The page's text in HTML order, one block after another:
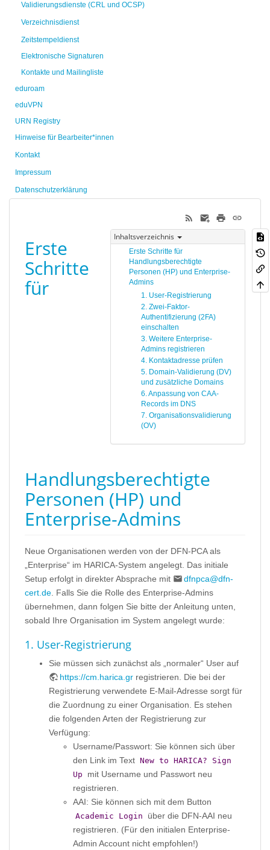
Validierungsdienste (CRL und OCSP)
Verzeichnisdienst
Zeitstempeldienst
Elektronische Signaturen
Kontakte und Mailingliste
eduroam
eduVPN
URN Registry
Hinweise für Bearbeiter*innen
Kontakt
Impressum
Datenschutzerklärung
Inhaltsverzeichnis
Erste Schritte für
Handlungsberechtigte
Personen (HP) und Enterprise-
Admins
1. User-Registrierung
2. Zwei-Faktor-
Authentifizierung (2FA)
einschalten
3. Weitere Enterprise-
Admins registrieren
4. Kontaktadresse prüfen
5. Domain-Validierung (DV)
und zusätzliche Domains
6. Anpassung von CAA-
Records im DNS
7. Organisationsvalidierung
(OV)
Erste
Schritte
für
Handlungsberechtigte
Personen (HP) und
Enterprise-Admins
Neue Organisationen werden von der DFN-PCA als
„Enterprise“ im HARICA-System angelegt. Das initiale
Setup erfolgt in direkter Absprache mit
dfnpca@dfn-
cert.de . Falls Sie die Rolle des Enterprise-Admins
übernehmen, dann folgen Sie bitte der Anleitung unten,
sobald Ihre Organisation im System angelegt wurde:
1. User-Registrierung
Sie müssen sich zunächst als „normaler“ User auf
https://cm.harica.gr registrieren. Die bei der
Registrierung verwendete E-Mail-Adresse sorgt für
die Zuordnung zu einer Organisation. Es stehen
die folgenden Arten der Registrierung zur
Verfügung:
Username/Passwort: Sie können sich über
den Link im Text New to HARICA? Sign
Up
mit Username und Passwort neu
registrieren.
AAI: Sie können sich mit dem Button
Academic Login
über die DFN-AAI neu
registrieren. (Für den initialen Enterprise-
Admin Account nicht empfohlen!)